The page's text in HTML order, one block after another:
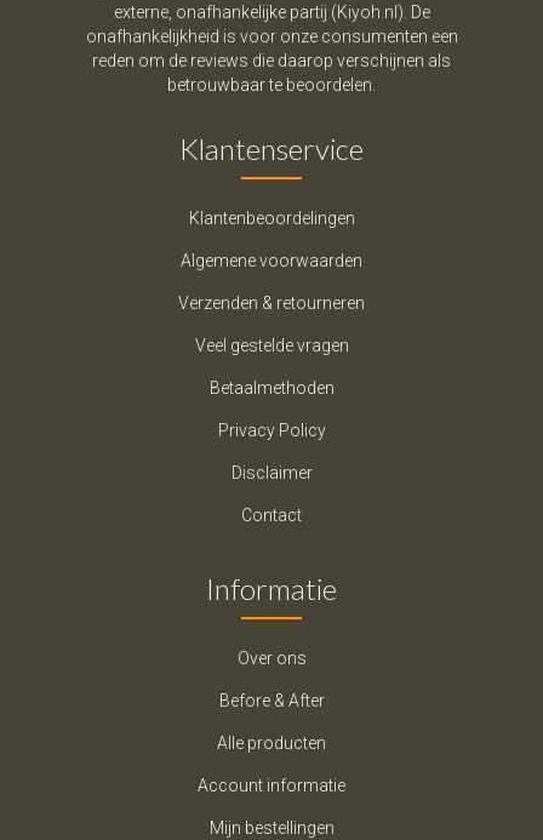
externe, onafhankelijke partij (Kiyoh.nl). De
onafhankelijkheid is voor onze consumenten een
reden om de reviews die daarop verschijnen als
betrouwbaar te beoordelen.
Klantenservice
Klantenbeoordelingen
Algemene voorwaarden
Verzenden & retourneren
Veel gestelde vragen
Betaalmethoden
Privacy Policy
Disclaimer
Contact
Informatie
Over ons
Before & After
Alle producten
Account informatie
Mijn bestellingen